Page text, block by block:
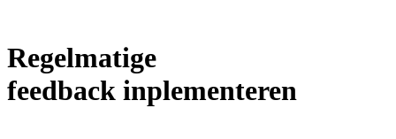
Regelmatige
feedback inplementeren